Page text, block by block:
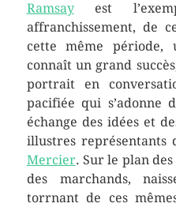
Ramsayest
affranchissement, de
cette même période,
connaît un grand
portrait en
pacifiée qui s’adonne
échange des idées et
illustres représentants
Mercier. Sur le plan
des marchands,
torrnant de ces